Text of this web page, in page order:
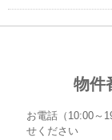
物件
お電話（10:00～
せください